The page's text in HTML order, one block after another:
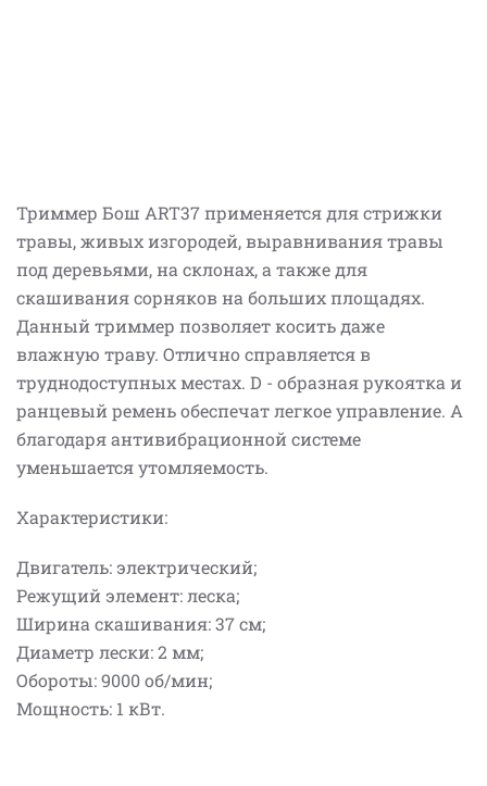
Триммер Бош ART37 применяется для стрижки
травы, живых изгородей, выравнивания травы
под деревьями, на склонах, а также для
скашивания сорняков на больших площадях.
Данный триммер позволяет косить даже
влажную траву. Отлично справляется в
труднодоступных местах. D - образная рукоятка и
ранцевый ремень обеспечат легкое управление. А
благодаря антивибрационной системе
уменьшается утомляемость.
Характеристики:
Двигатель: электрический;
Режущий элемент: леска;
Ширина скашивания: 37 см;
Диаметр лески: 2 мм;
Обороты: 9000 об/мин;
Мощность: 1 кВт.